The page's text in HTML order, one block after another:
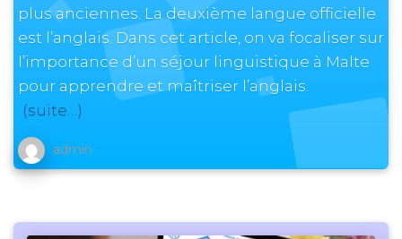
plus anciennes. La deuxième langue officielle
est l’anglais. Dans cet article, on va focaliser sur
l’importance d’un séjour linguistique à Malte
pour apprendre et maîtriser l’anglais.
(suite…)
admin